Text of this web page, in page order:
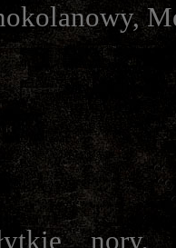
nory,